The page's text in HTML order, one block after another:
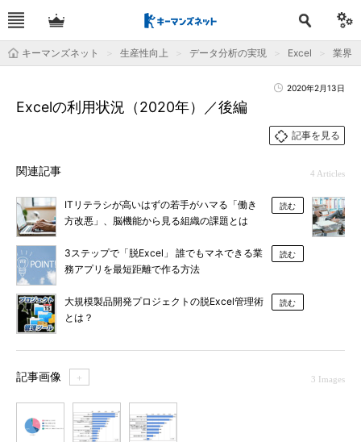
キーマンズネット 生産性向上 データ分析の実現 Excel 業界
2020年2月13日
Excelの利用状況（2020年）／後編
記事を見る
関連記事 4 Articles
ITリテラシが高いはずの若手がハマる「働き
方改悪」、脳機能から見る組織の課題とは
読む
3ステップで「脱Excel」 誰でもマネできる業
務アプリを最短距離で作る方法
読む
大規模製品開発プロジェクトの脱Excel管理術
とは？
読む
記事画像 ＋ 3 Images